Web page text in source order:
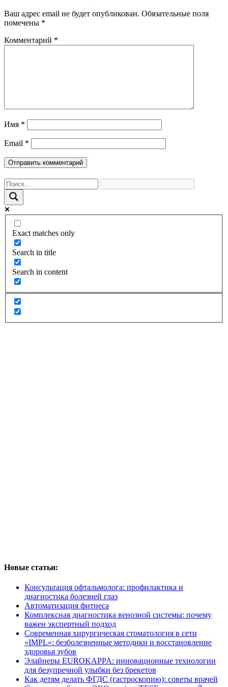
Ваш адрес email не будет опубликован. Обязательные поля
помечены *
Комментарий *
Имя *
Email *
Exact matches only
Search in title
Search in content
Новые статьи:
Консультация офтальмолога: профилактика и
диагностика болезней глаз
Автоматизация фитнеса
Комплексная диагностика венозной системы: почему
важен экспертный подход
Современная хирургическая стоматология в сети
«IMPL»: безболезненные методики и восстановление
здоровья зубов
Элайнеры EUROKAPPA: инновационные технологии
для безупречной улыбки без брекетов
Как детям делать ФГДС (гастроскопию): советы врачей